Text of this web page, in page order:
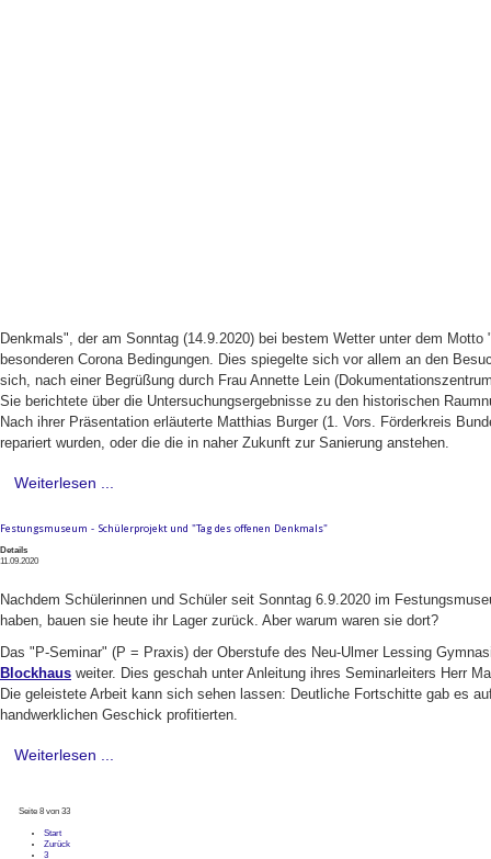
Denkmals", der am Sonntag (14.9.2020) bei bestem Wetter unter dem
besonderen Corona Bedingungen. Dies spiegelte sich vor allem an den
sich, nach einer Begrüßung durch Frau Annette Lein
Sie berichtete über die Untersuchungsergebnisse zu den historischen
Nach ihrer Präsentation erläuterte Matthias Burger (1. Vors. Förderkreis
repariert wurden, oder die die in naher Zukunft zur Sanierung anstehen.
Weiterlesen ...
Festungsmuseum - Schülerprojekt und "Tag des offenen Denkmals"
Details
11.09.2020
Nachdem Schülerinnen und Schüler seit Sonntag 6.9.2020 im
haben, bauen sie heute ihr Lager zurück. Aber warum waren sie dort?
Das "P-Seminar" (P = Praxis) der Oberstufe des Neu-Ulmer Lessing
Blockhaus weiter. Dies geschah unter Anleitung ihres Seminarleiters Herr
Die geleistete Arbeit kann sich sehen lassen: Deutliche Fortschitte gab es
handwerklichen Geschick profitierten.
Weiterlesen ...
Seite 8 von 33
Start
Zurück
3